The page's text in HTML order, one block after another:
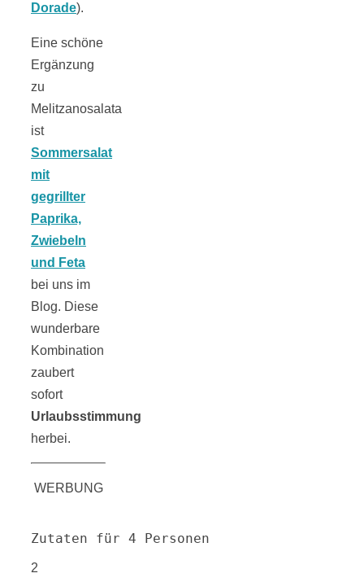
Dorade).
Eine schöne
Ergänzung
zu
Melitzanosalata
ist
Sommersalat
mit
gegrillter
Paprika,
Zwiebeln
und Feta
bei uns im
Blog. Diese
wunderbare
Kombination
zaubert
sofort
Urlaubsstimmung
herbei.
WERBUNG
Zutaten für 4 Personen
2
Neandertaler-